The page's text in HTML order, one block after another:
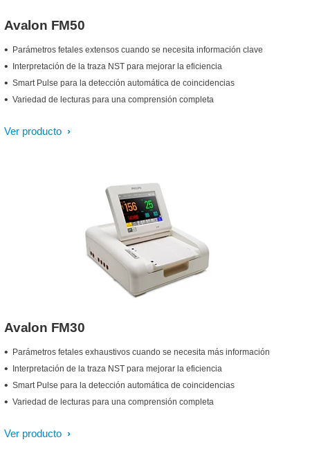
Avalon FM50
Parámetros fetales extensos cuando se necesita información clave
Interpretación de la traza NST para mejorar la eficiencia
Smart Pulse para la detección automática de coincidencias
Variedad de lecturas para una comprensión completa
Ver producto
Avalon FM30
Parámetros fetales exhaustivos cuando se necesita más información
Interpretación de la traza NST para mejorar la eficiencia
Smart Pulse para la detección automática de coincidencias
Variedad de lecturas para una comprensión completa
Ver producto